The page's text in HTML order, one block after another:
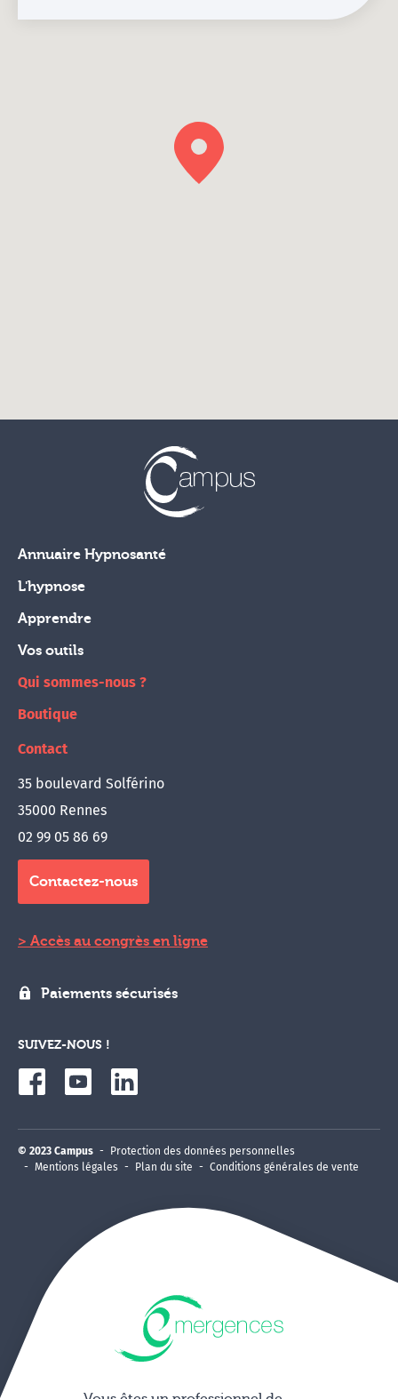
Annuaire Hypnosanté
L'hypnose
Apprendre
Vos outils
Qui sommes-nous ?
Boutique
Contact
35 boulevard Solférino
35000 Rennes
02 99 05 86 69
Contactez-nous
Accès au congrès en ligne
Paiements sécurisés
SUIVEZ-NOUS !
© 2023 Campus
Protection des données personnelles
Mentions légales
Plan du site Conditions générales de vente